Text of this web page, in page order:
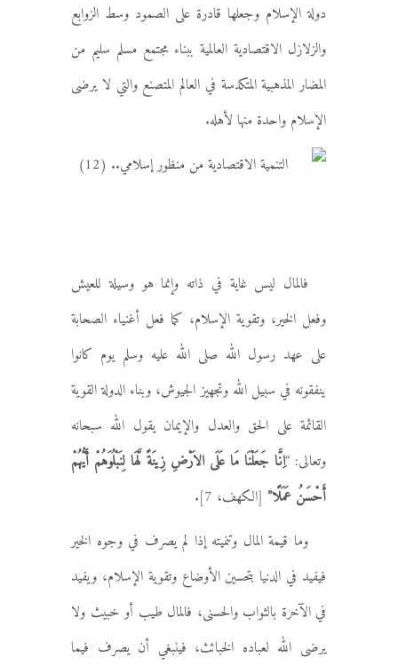
دولة الإسلام وجعلها قادرة على الصمود وسط الزوابع
والزلازل الاقتصادية العالمية ببناء مجتمع مسلم سليم من
المضار المذهبية المتكدسة في العالم المتصنع والتي لا يرضى
الإسلام واحدة منها لأهله.
فالمال ليس غاية في ذاته وإنما هو وسيلة للعيش
وفعل الخير، وتقوية الإسلام، كما فعل أغنياء الصحابة
على عهد رسول الله صلى الله عليه وسلم يوم كانوا
ينفقونه في سبيل الله وتجهيز الجيوش، وبناء الدولة القوية
القائمة على الحق والعدل والإيمان يقول الله سبحانه
وتعالى: “اِنَّا جَعَلْنَا مَا عَلَى الاَرْضِ زِينَةً لَّهَا لِنَبْلُوَهُمْ أَيُّهُمْ
أَحْسَنُ عَمَلًا” [الكهف، 7].
وما قيمة المال وتنميته إذا لم يصرف في وجوه الخير
فيفيد في الدنيا بتحسين الأوضاع وتقوية الإسلام، ويفيد
في الآخرة بالثواب والحسنى، فالمال طيب أو خبيث ولا
يرضى الله لعباده الخبائث، فينبغي أن يصرف فيما